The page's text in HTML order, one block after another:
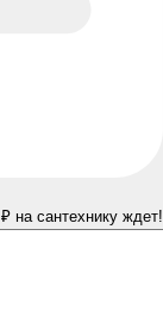
на сантехнику ждет!